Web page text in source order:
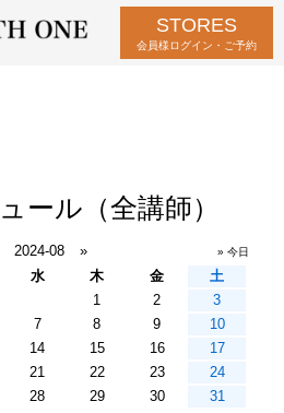
STORES
会員様ログイン・ご予約
ール（全講師）
2024-08 » » 今日
水 木 金
土
1
2
3
7 8 9
10
14 15 16
17
21 22 23
24
28 29 30 31